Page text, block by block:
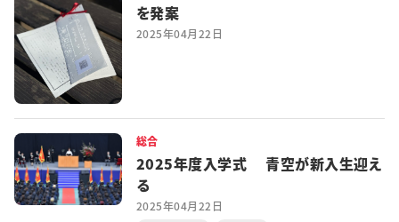
を発案
2025年04月22日
総合
2025年度入学式 青空が新入生迎え
る
2025年04月22日